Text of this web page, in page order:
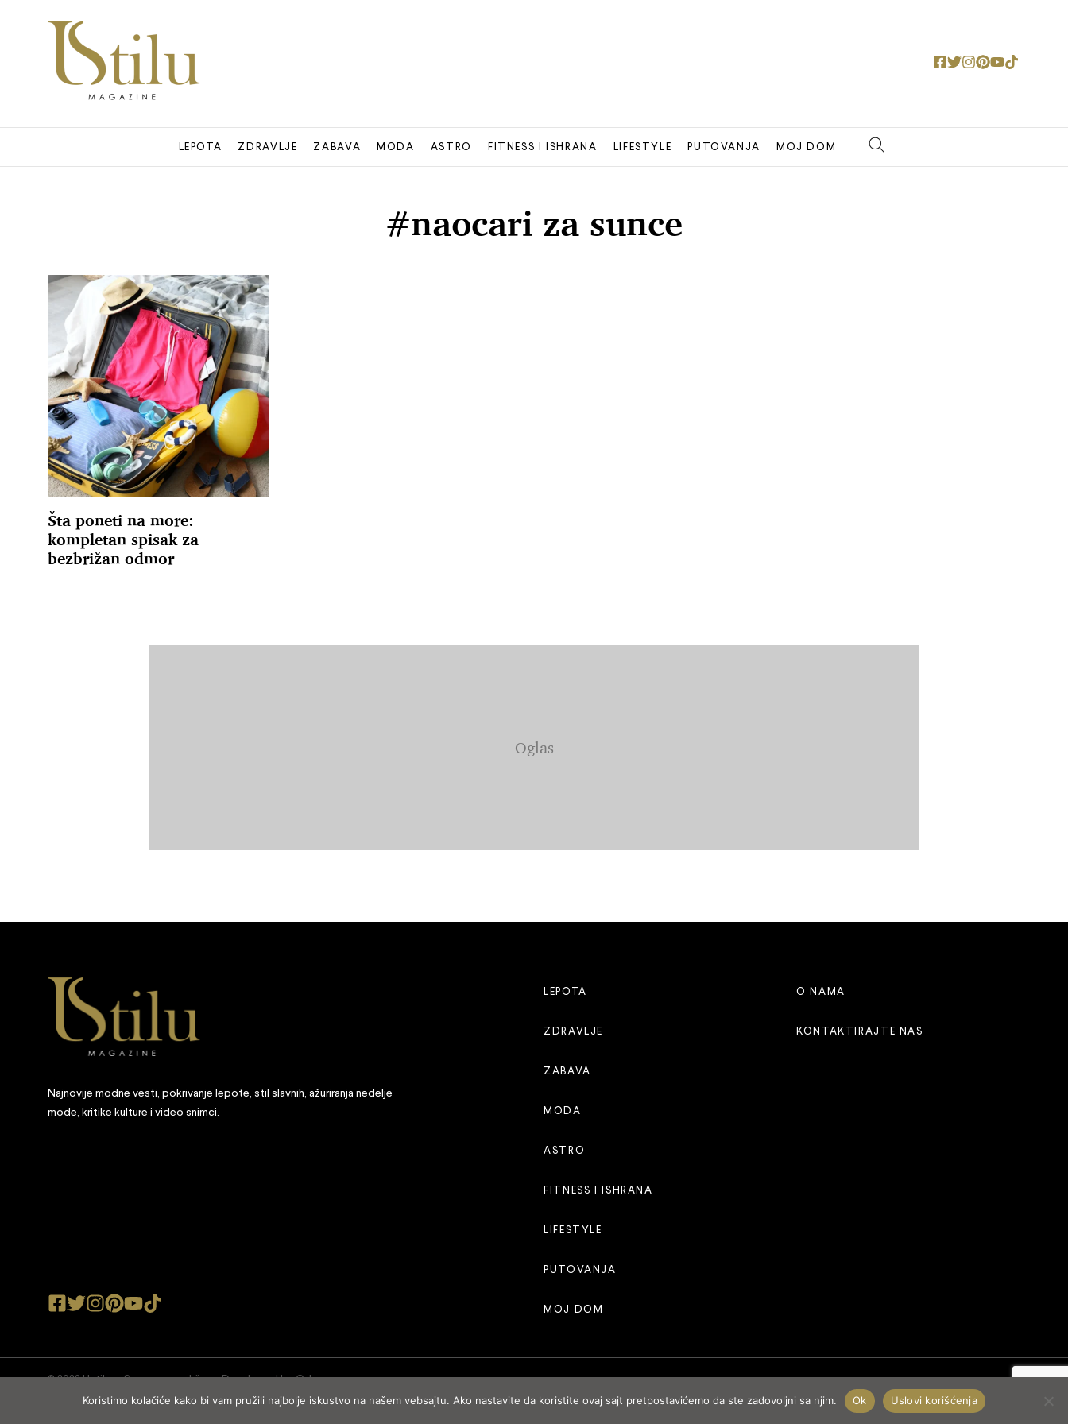
LEPOTA ZDRAVLJE ZABAVA MODA ASTRO FITNESS I ISHRANA LIFESTYLE PUTOVANJA MOJ DOM
#naocari za sunce
Šta poneti na more:
kompletan spisak za
bezbrižan odmor
Najnovije modne vesti, pokrivanje lepote, stil slavnih, ažuriranja nedelje
mode, kritike kulture i video snimci.
LEPOTA
ZDRAVLJE
ZABAVA
MODA
ASTRO
FITNESS I ISHRANA
LIFESTYLE
PUTOVANJA
MOJ DOM
O NAMA
KONTAKTIRAJTE NAS
© 2022 Ustilu.rs Sva prava zadržana. Developed byCubes
Koristimo kolačiće kako bi vam pružili najbolje iskustvo na našem vebsajtu. Ako nastavite da koristite ovaj sajt pretpostavićemo da ste zadovoljni sa njim. Ok Uslovi korišćenja